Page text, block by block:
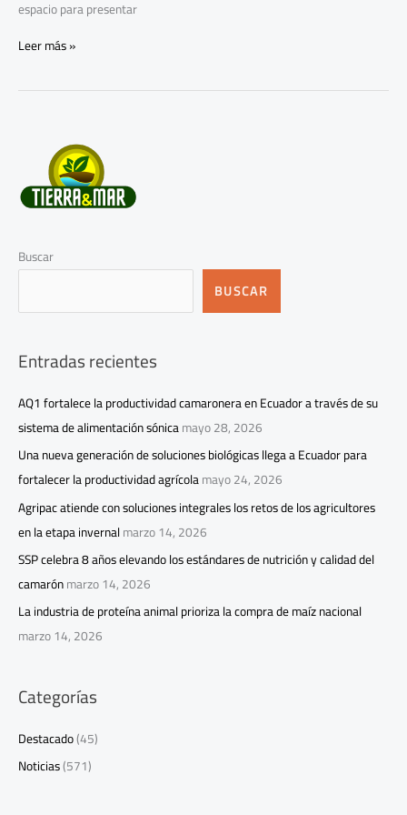
espacio para presentar
Leer más »
Buscar
BUSCAR
Entradas recientes
AQ1 fortalece la productividad camaronera en Ecuador a través de su
sistema de alimentación sónicamayo 28, 2026
Una nueva generación de soluciones biológicas llega a Ecuador para
fortalecer la productividad agrícolamayo 24, 2026
Agripac atiende con soluciones integrales los retos de los agricultores
en la etapa invernalmarzo 14, 2026
SSP celebra 8 años elevando los estándares de nutrición y calidad del
camarónmarzo 14, 2026
La industria de proteína animal prioriza la compra de maíz nacional
marzo 14, 2026
Categorías
Destacado(45)
Noticias(571)